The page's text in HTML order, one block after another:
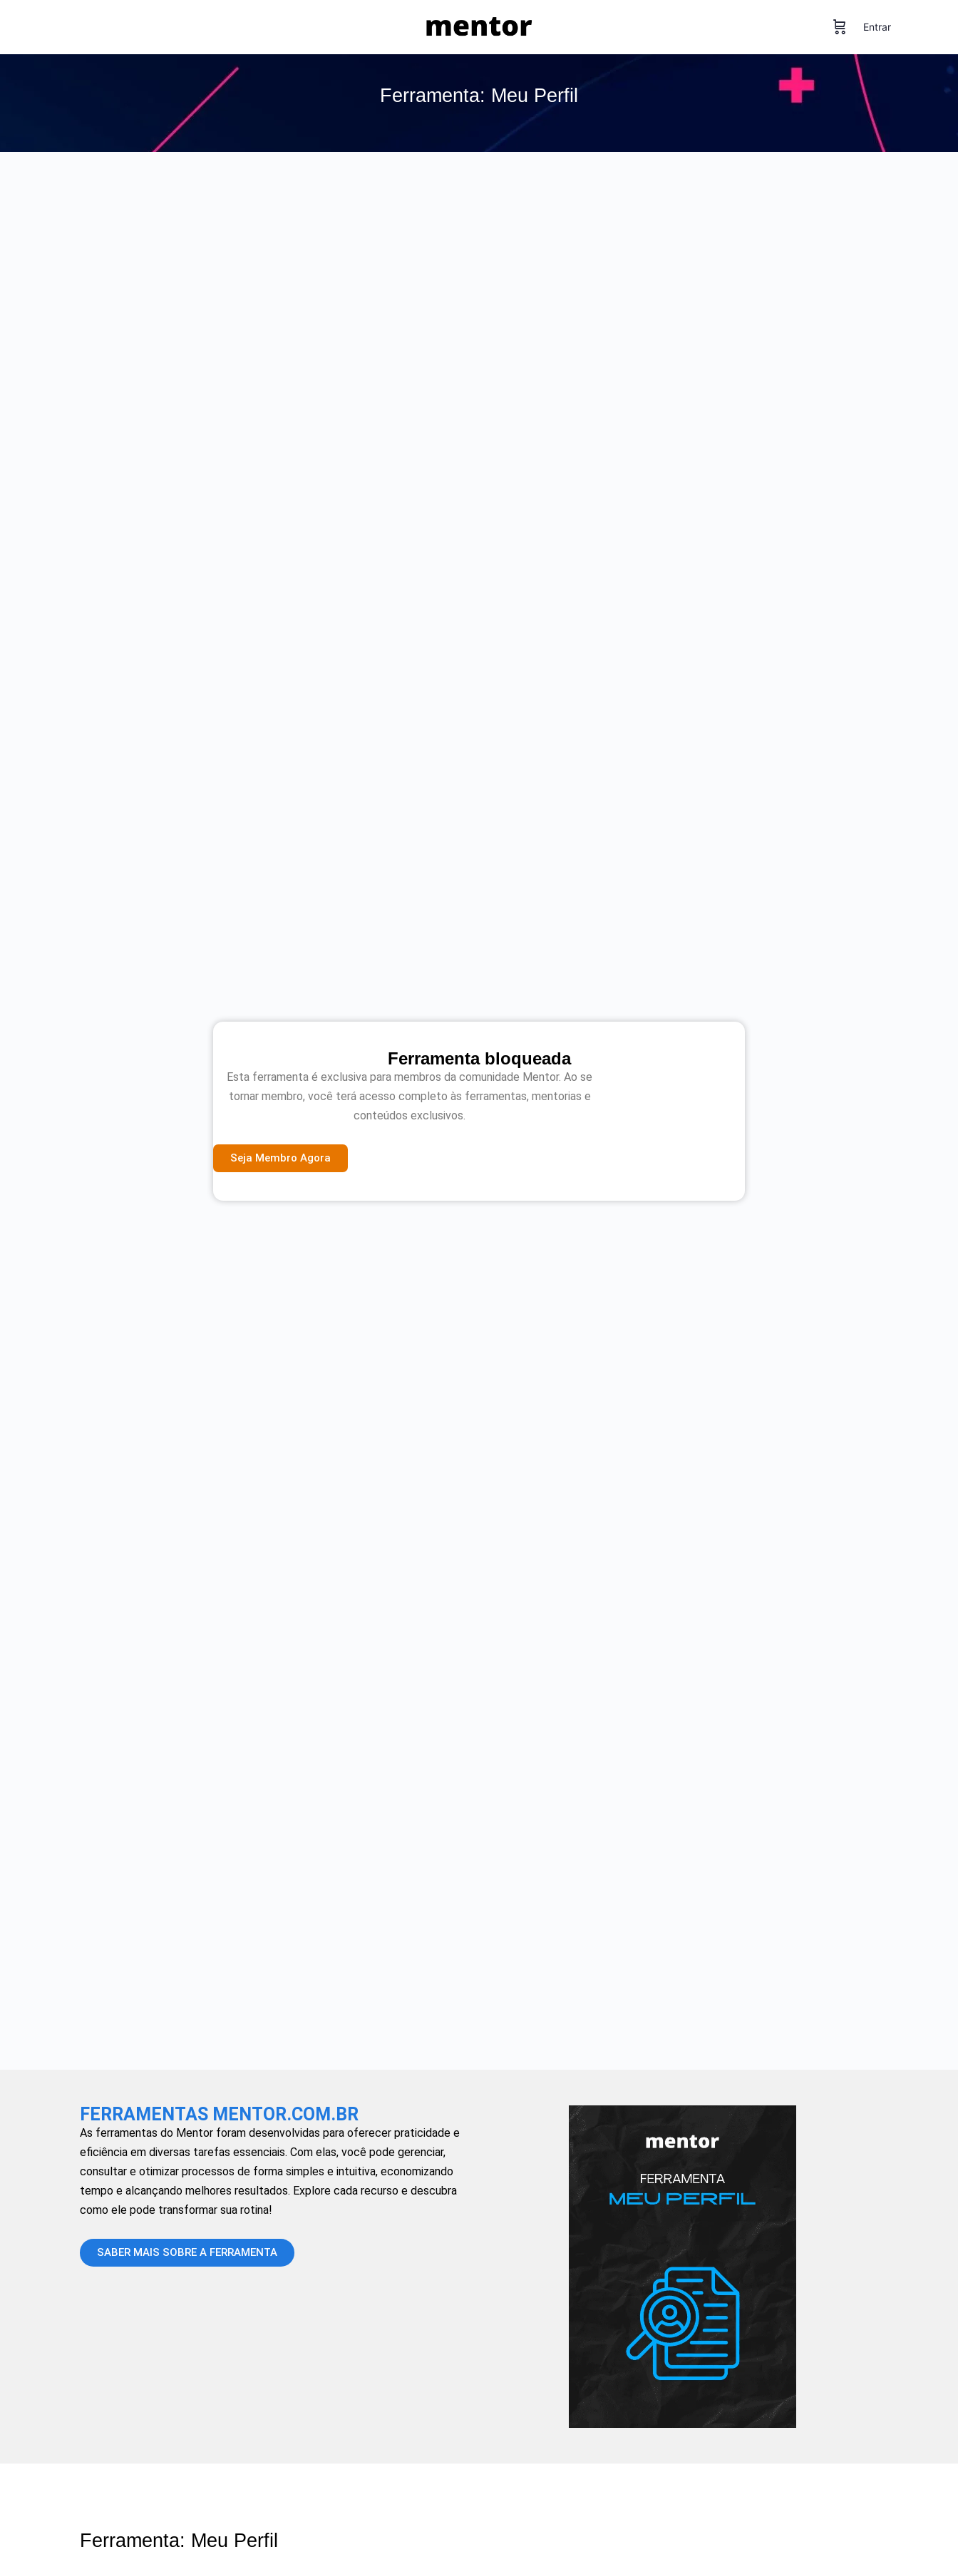
Entrar
Ferramenta: Meu Perfil
Ferramenta bloqueada
Esta ferramenta é exclusiva para membros da comunidade Mentor. Ao se
tornar membro, você terá acesso completo às ferramentas, mentorias e
conteúdos exclusivos.
Seja Membro Agora
FERRAMENTAS MENTOR.COM.BR
As ferramentas do Mentor foram desenvolvidas para oferecer praticidade e
eficiência em diversas tarefas essenciais. Com elas, você pode gerenciar,
consultar e otimizar processos de forma simples e intuitiva, economizando
tempo e alcançando melhores resultados. Explore cada recurso e descubra
como ele pode transformar sua rotina!
SABER MAIS SOBRE A FERRAMENTA
Ferramenta: Meu Perfil